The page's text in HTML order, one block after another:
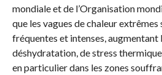
mondiale et de l’Organisation
que les vagues de chaleur extrêmes
fréquentes et intenses, augmentant
déshydratation, de stress
en particulier dans les zones